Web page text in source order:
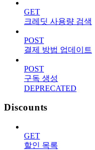
GET
크레딧 사용량 검색
POST
결제 방법 업데이트
POST
구독 생성
DEPRECATED
Discounts
GET
할인 목록